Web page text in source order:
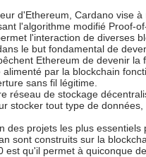
d'Ethereum, Cardano vise
l'algorithme modifié Proof-
l'interaction de diverses
le but fondamental de
Ethereum de devenir
par la blockchain
sans fil légitime.
réseau de stockage
stocker tout type de
des projets les plus
sont construits sur la
est qu'il permet à quiconque